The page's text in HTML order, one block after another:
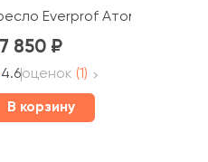
Everprof Атом / Atom
850
4.6оценок (1)
В корзину